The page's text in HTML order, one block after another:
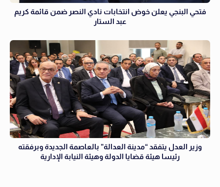
فتحي البنجي يعلن خوض انتخابات نادي النصر ضمن قائمة كريم
عبد الستار
وزير العدل يتفقد “مدينة العدالة” بالعاصمة الجديدة وبرفقته
رئيسا هيئة قضايا الدولة وهيئة النيابة الإدارية